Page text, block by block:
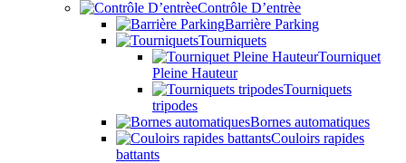
Contrôle D’entrèe
Barrière Parking
Tourniquets
Tourniquet
Pleine Hauteur
Tourniquets
tripodes
Bornes automatiques
Couloirs rapides
battants